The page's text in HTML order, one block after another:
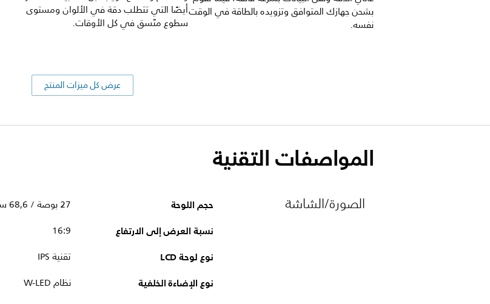
بشحن جهازك المتوافق وتزويده بالطاقة في الوقت
نفسه.
أيضًا التي تتطلب دقة في الألوان ومستوى
سطوع متّسق في كل الأوقات.
عرض كل ميزات المنتج
المواصفات التقنية
الصورة/الشاشة حجم اللوحة 27 بوصة / 68,6 سم
نسبة العرض إلى الارتفاع 16:9
نوع لوحة LCD تقنية IPS
نوع الإضاءة الخلفية نظام W-LED